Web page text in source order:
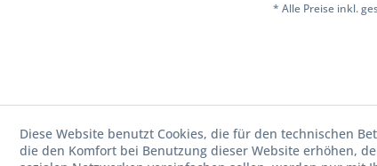
* Alle Preise inkl.
Diese Website benutzt Cookies, die für den technischen
die den Komfort bei Benutzung dieser Website erhöhen,